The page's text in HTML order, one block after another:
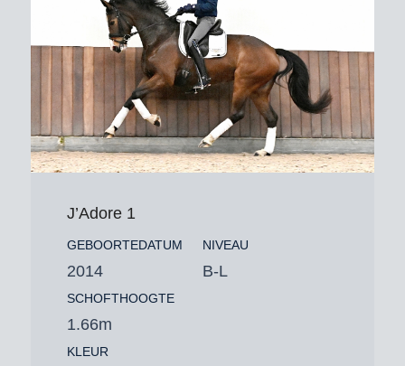
J’Adore 1
GEBOORTEDATUM
2014
SCHOFTHOOGTE
1.66m
KLEUR
NIVEAU
B-L